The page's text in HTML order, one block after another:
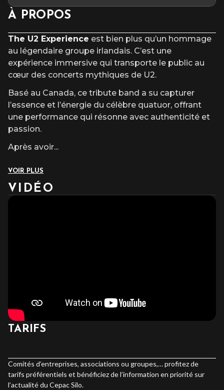
————————————
ACCÈS & PARKING
Les parkings INDIGO & Q-PARK, à proximité du
Cepac Silo, vous proposent des forfaits parking à
réserverexclusivement en ligne
🚪 Ouverture des portes : 18h30
À PROPOS
The U2 Experience est bien plus qu’un hommage
au légendaire groupe irlandais. C’est une
expérience immersive qui transporte le public au
cœur des concerts mythiques de U2.
Basé au Canada, ce tribute band a su capturer
l’essence et l’énergie du célèbre quatuor, offrant
une performance qui résonne avec authenticité et
passion.
Après avoir...
VOIR PLUS
VIDÉO
TARIFS
Comités d’entreprises, associations ou groupes,… profitez de
tarifs préférentiels et bénéficiez de l’information en priorité sur
l’actualité du Cepac Silo.